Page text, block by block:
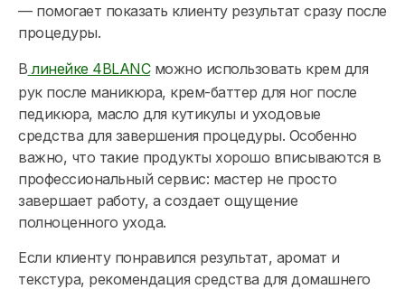
— помогает показать клиенту результат сразу после
процедуры.
В линейке 4BLANCможно использовать крем для
рук после маникюра, крем-баттер для ног после
педикюра, масло для кутикулы и уходовые
средства для завершения процедуры. Особенно
важно, что такие продукты хорошо вписываются в
профессиональный сервис: мастер не просто
завершает работу, а создает ощущение
полноценного ухода.
Если клиенту понравился результат, аромат и
текстура, рекомендация средства для домашнего